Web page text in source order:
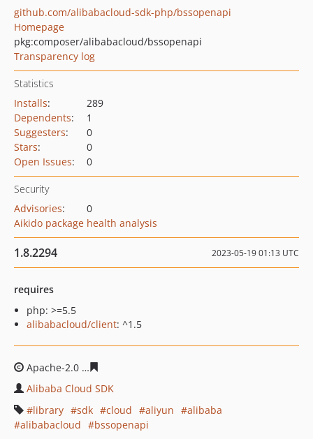
github.com/alibabacloud-sdk-php/bssopenapi
Homepage
pkg:composer/alibabacloud/bssopenapi
Transparency log
Statistics
Installs:
289
Dependents:
1
Suggesters:
0
Stars:
0
Open Issues: 0
Security
Advisories:
0
Aikido package health analysis
1.8.2294 2023-05-19 01:13 UTC
requires
php: >=5.5
alibabacloud/client: ^1.5
Apache-2.0
Alibaba Cloud SDK
library
sdk cloud aliyun
alibaba
alibabacloud
bssopenapi